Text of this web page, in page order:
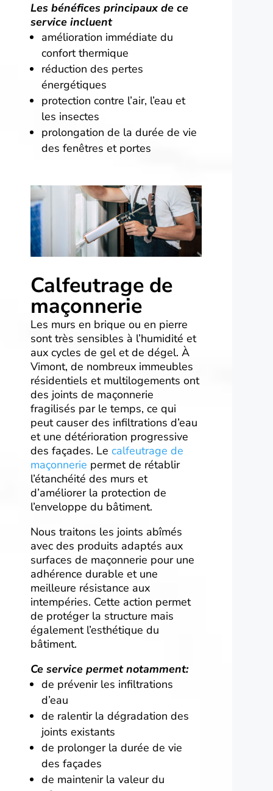
Les bénéfices principaux de ce
service incluent
amélioration immédiate du
confort thermique
réduction des pertes
énergétiques
protection contre l’air, l’eau et
les insectes
prolongation de la durée de vie
des fenêtres et portes
Calfeutrage de
maçonnerie
Les murs en brique ou en pierre
sont très sensibles à l’humidité et
aux cycles de gel et de dégel. À
Vimont, de nombreux immeubles
résidentiels et multilogements ont
des joints de maçonnerie
fragilisés par le temps, ce qui
peut causer des infiltrations d’eau
et une détérioration progressive
des façades. Le calfeutrage de
maçonnerie permet de rétablir
l’étanchéité des murs et
d’améliorer la protection de
l’enveloppe du bâtiment.
Nous traitons les joints abîmés
avec des produits adaptés aux
surfaces de maçonnerie pour une
adhérence durable et une
meilleure résistance aux
intempéries. Cette action permet
de protéger la structure mais
également l’esthétique du
bâtiment.
Ce service permet notamment:
de prévenir les infiltrations
d’eau
de ralentir la dégradation des
joints existants
de prolonger la durée de vie
des façades
de maintenir la valeur du